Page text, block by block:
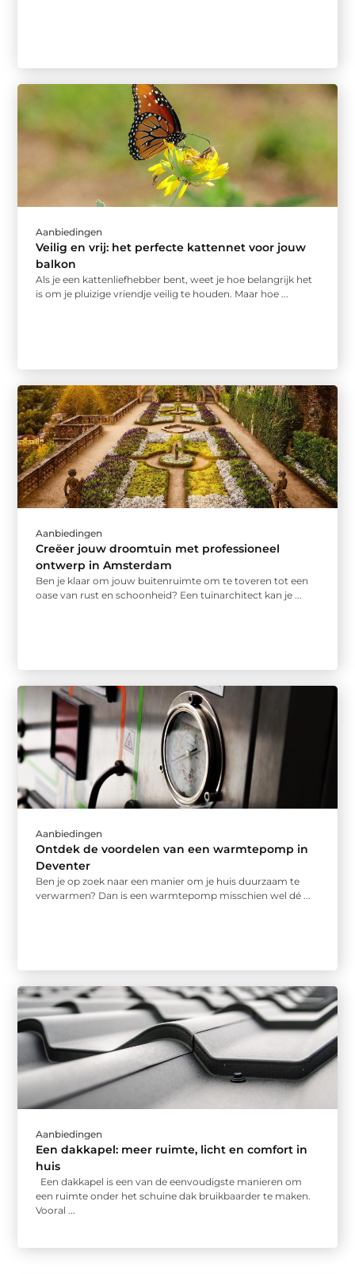
Aanbiedingen
Veilig en vrij: het perfecte kattennet voor jouw
balkon
Als je een kattenliefhebber bent, weet je hoe belangrijk het
is om je pluizige vriendje veilig te houden. Maar hoe ...
Aanbiedingen
Creëer jouw droomtuin met professioneel
ontwerp in Amsterdam
Ben je klaar om jouw buitenruimte om te toveren tot een
oase van rust en schoonheid? Een tuinarchitect kan je ...
Aanbiedingen
Ontdek de voordelen van een warmtepomp in
Deventer
Ben je op zoek naar een manier om je huis duurzaam te
verwarmen? Dan is een warmtepomp misschien wel dé ...
Aanbiedingen
Een dakkapel: meer ruimte, licht en comfort in
huis
Een dakkapel is een van de eenvoudigste manieren om
een ruimte onder het schuine dak bruikbaarder te maken.
Vooral ...